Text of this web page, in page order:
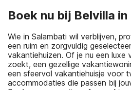
Boek nu bij Belvilla
Wie in Salambati wil verblijven,
een ruim en zorgvuldig
vakantiehuizen. Of je nu een luxe
zoekt, een gezellige
een sfeervol vakantiehuisje voor
accommodaties die passen bij